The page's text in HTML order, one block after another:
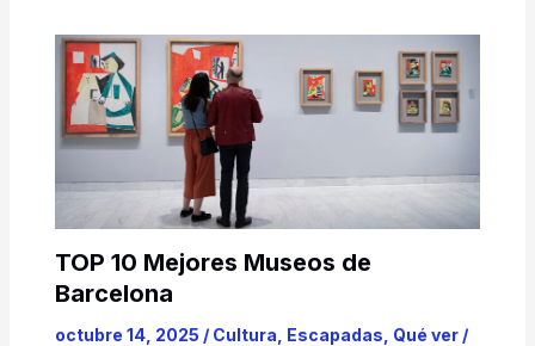
TOP 10 Mejores Museos de
Barcelona
octubre 14, 2025 / Cultura Escapadas Qué ver/